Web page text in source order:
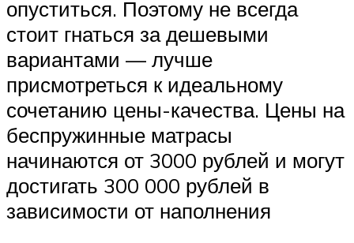
опуститься. Поэтому не всегда
стоит гнаться за дешевыми
вариантами — лучше
присмотреться к идеальному
сочетанию цены-качества. Цены на
беспружинные матрасы
начинаются от 3000 рублей и могут
достигать 300 000 рублей в
зависимости от наполнения